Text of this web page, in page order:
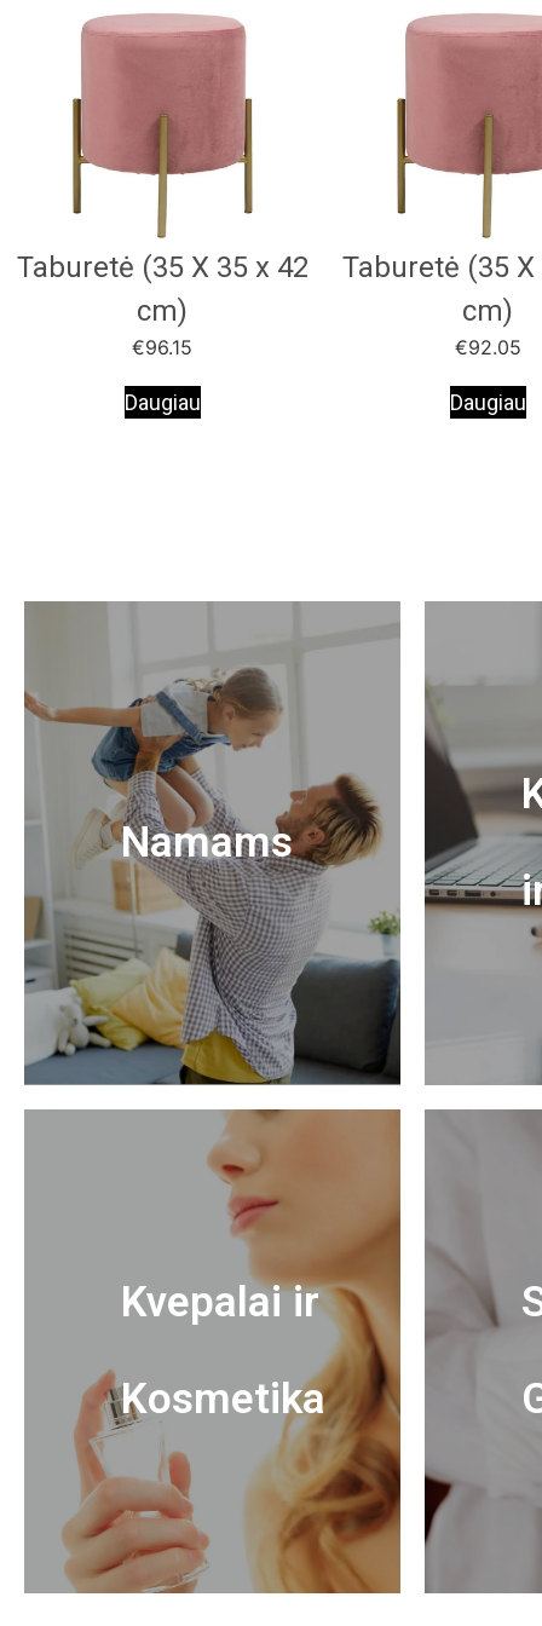
Taburetė (35 X 35 x 42
cm)
€96.15
Daugiau
Taburetė (35 X
cm)
€92.05
Daugiau
Namams
Kvepalai ir
Kosmetika